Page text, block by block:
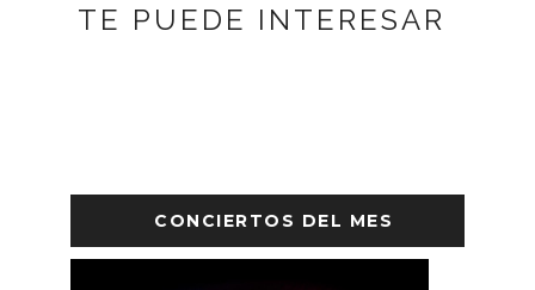
TE PUEDE INTERESAR
CONCIERTOS DEL MES